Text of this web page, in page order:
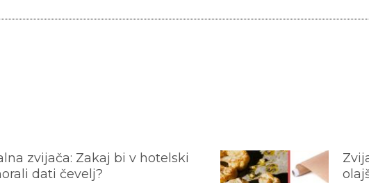
zvijača: Zakaj bi v hotelski
dati čevelj?